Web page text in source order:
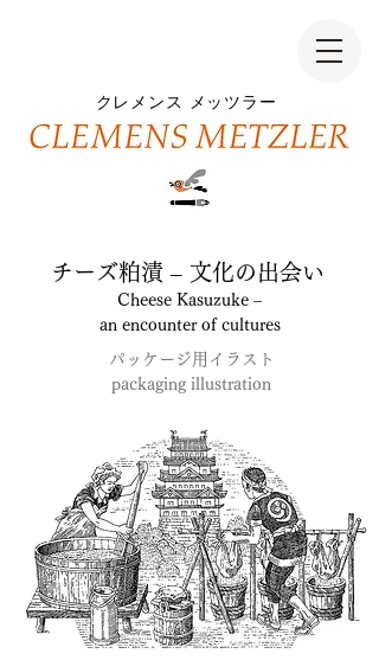
クレメンス メッツラー
Cheese Kasuzuke –
チーズ粕漬– 文化の出会い
an encounter of cultures
パッケージ用イラスト
packaging illustration